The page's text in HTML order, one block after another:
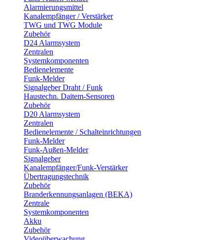
Alarmierungsmittel
Kanalempfänger / Verstärker
TWG und TWG Module
Zubehör
D24 Alarmsystem
Zentralen
Systemkomponenten
Bedienelemente
Funk-Melder
Signalgeber Draht / Funk
Haustechn. Daitem-Sensoren
Zubehör
D20 Alarmsystem
Zentralen
Bedienelemente / Schalteinrichtungen
Funk-Melder
Funk-Außen-Melder
Signalgeber
Kanalempfänger/Funk-Verstärker
Übertragungstechnik
Zubehör
Branderkennungsanlagen (BEKA)
Zentrale
Systemkomponenten
Akku
Zubehör